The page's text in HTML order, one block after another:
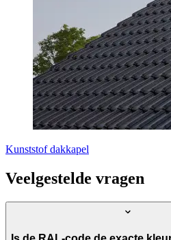
Kunststof dakkapel
Veelgestelde vragen